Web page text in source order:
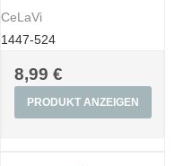
CeLaVi
1447-524
8,99 €
PRODUKT ANZEIGEN